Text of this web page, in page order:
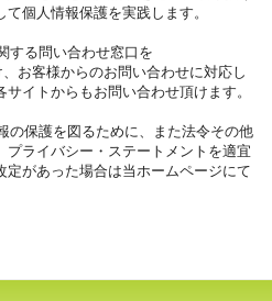
個人情報保護を実践します。
する問い合わせ窓口を
お客様からのお問い合わせに対応し
イトからもお問い合わせ頂けます。
の保護を図るために、また法令その他
ライバシー・ステートメントを適宜
があった場合は当ホームページにて